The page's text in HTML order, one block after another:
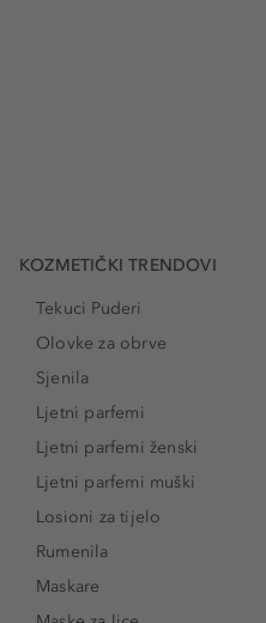
KOZMETIČKI TRENDOVI
Tekuci Puderi
Olovke za obrve
Sjenila
Ljetni parfemi
Ljetni parfemi ženski
Ljetni parfemi muški
Losioni za tijelo
Rumenila
Maskare